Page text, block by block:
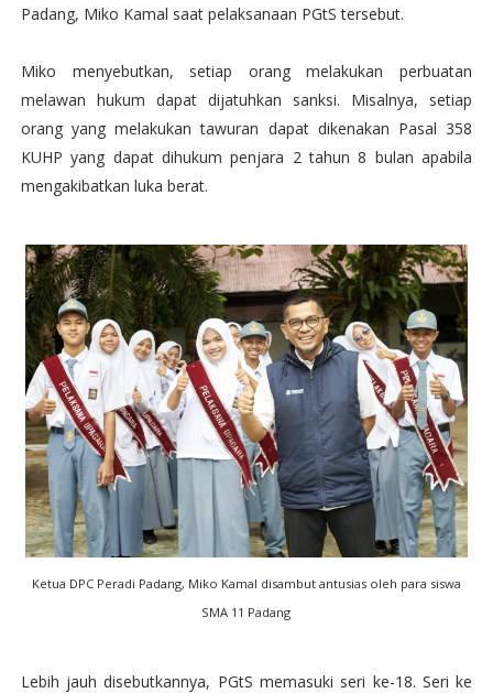
Padang, Miko Kamal saat pelaksanaan PGtS tersebut.
Miko menyebutkan, setiap orang melakukan perbuatan
melawan hukum dapat dijatuhkan sanksi. Misalnya, setiap
orang yang melakukan tawuran dapat dikenakan Pasal 358
KUHP yang dapat dihukum penjara 2 tahun 8 bulan apabila
mengakibatkan luka berat.
Ketua DPC Peradi Padang, Miko Kamal disambut antusias oleh para siswa
SMA 11 Padang
Lebih jauh disebutkannya, PGtS memasuki seri ke-18. Seri ke